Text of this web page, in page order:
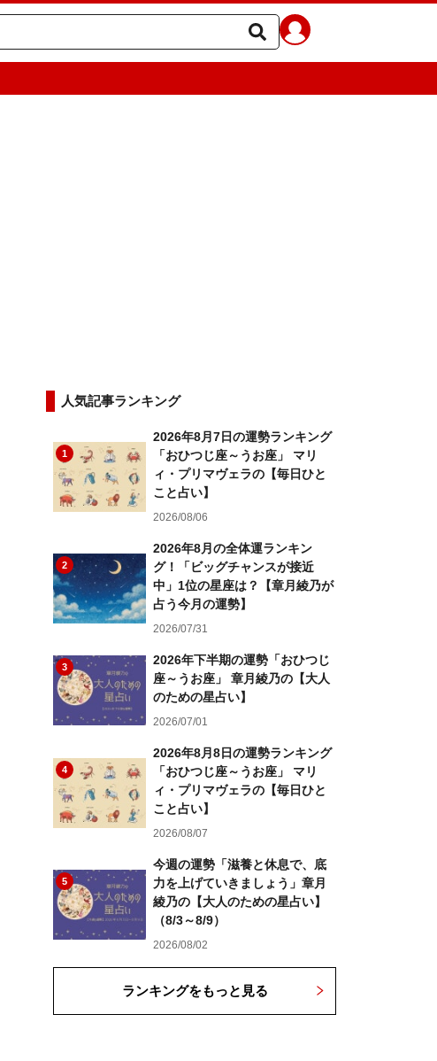
人気記事ランキング
1
2026年8月7日の運勢ランキング
「おひつじ座～うお座」 マリ
ィ・プリマヴェラの【毎日ひと
こと占い】
2026/08/06
2
2026年8月の全体運ランキン
グ！「ビッグチャンスが接近
中」1位の星座は？【章月綾乃が
占う今月の運勢】
2026/07/31
3
2026年下半期の運勢「おひつじ
座～うお座」 章月綾乃の【大人
のための星占い】
2026/07/01
4
2026年8月8日の運勢ランキング
「おひつじ座～うお座」 マリ
ィ・プリマヴェラの【毎日ひと
こと占い】
2026/08/07
5
今週の運勢「滋養と休息で、底
力を上げていきましょう」章月
綾乃の【大人のための星占い】
（8/3～8/9）
2026/08/02
ランキングをもっと見る